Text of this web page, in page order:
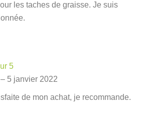
les taches de graisse. Je suis
5
– 5 janvier 2022
de mon achat, je recommande.